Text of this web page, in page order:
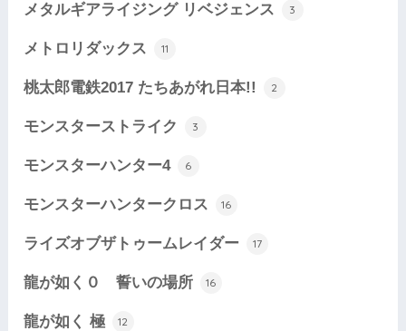
メタルギアライジング リベジェンス 3
メトロリダックス 11
桃太郎電鉄2017 たちあがれ日本!! 2
モンスターストライク 3
モンスターハンター4 6
モンスターハンタークロス 16
ライズオブザトゥームレイダー 17
龍が如く０ 誓いの場所 16
龍が如く 極 12